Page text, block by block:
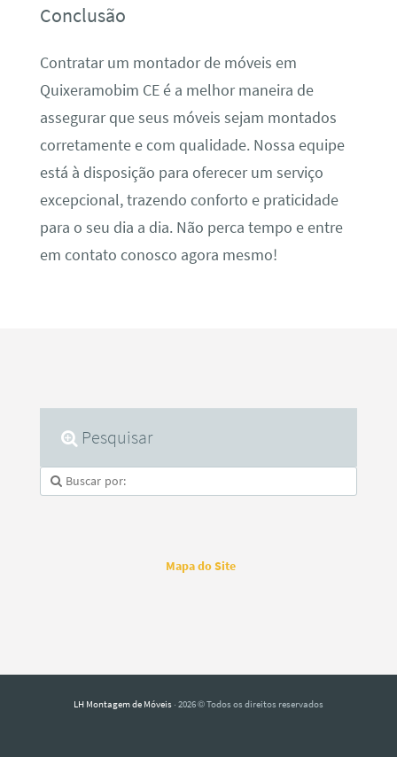
Conclusão
Contratar um montador de móveis em
Quixeramobim CE é a melhor maneira de
assegurar que seus móveis sejam montados
corretamente e com qualidade. Nossa equipe
está à disposição para oferecer um serviço
excepcional, trazendo conforto e praticidade
para o seu dia a dia. Não perca tempo e entre
em contato conosco agora mesmo!
Pesquisar
Mapa do Site
LH Montagem de Móveis · 2026 © Todos os direitos reservados